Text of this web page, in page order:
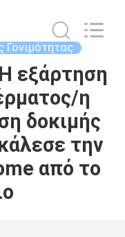
Γονιμότητας
εξάρτηση
η
δοκιμής
την
από το